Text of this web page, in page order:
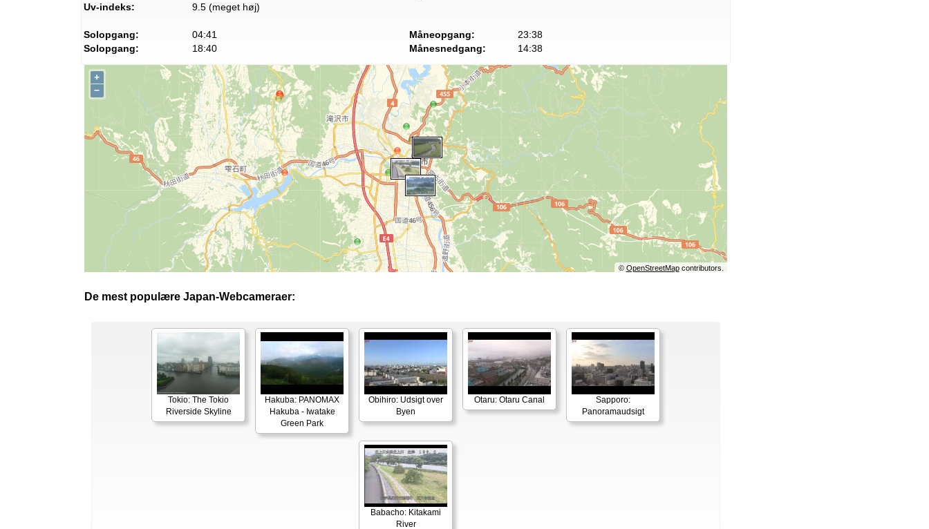
Uv-indeks:
9.5 (meget høj)
Solopgang:
04:41
Solopgang:
18:40
Måneopgang:
23:38
Månesnedgang:
14:38
+
−
© OpenStreetMapcontributors.
De mest populære Japan-Webcameraer:
Tokio: The Tokio
Riverside Skyline
Hakuba: PANOMAX
Hakuba - Iwatake
Green Park
Obihiro: Udsigt over
Byen
Otaru: Otaru Canal
Sapporo:
Panoramaudsigt
Babacho: Kitakami
River